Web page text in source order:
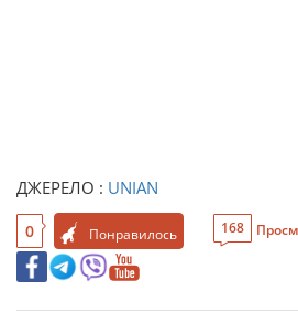
ДЖЕРЕЛО : UNIAN
0 Понравилось 168